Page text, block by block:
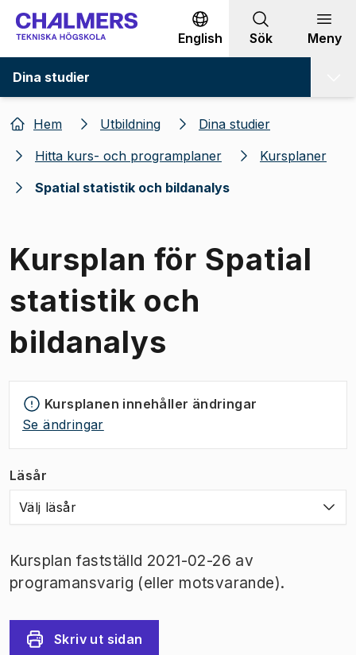
Gå till innehållet
English Sök Meny
Dina studier
Hem Utbildning
Dina studier
Hitta kurs- och programplaner
Kursplaner
Spatial statistik och bildanalys
Kursplan för Spatial
statistik och
bildanalys
Kursplanen innehåller ändringar
Se ändringar
Läsår
Välj läsår
Kursplan fastställd 2021-02-26 av
programansvarig (eller motsvarande).
Skriv ut sidan